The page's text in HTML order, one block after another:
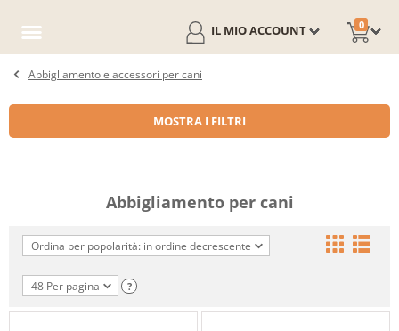
0
IL MIO ACCOUNT
Abbigliamento e accessori per cani
MOSTRA I FILTRI
Abbigliamento per cani
Ordina per popolarità: in ordine decrescente
48 Per pagina ?